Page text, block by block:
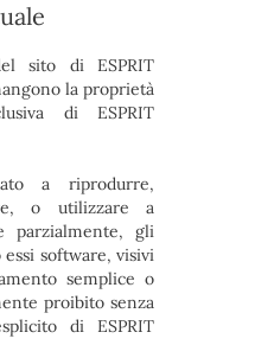
sito di ESPRIT
la proprietà
di ESPRIT
a riprodurre,
o utilizzare a
parzialmente, gli
software, visivi
semplice o
proibito senza
di ESPRIT